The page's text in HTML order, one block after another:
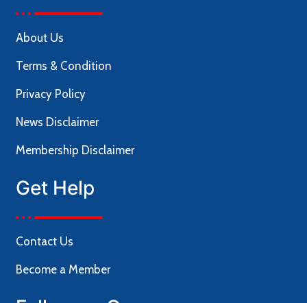
About Us
Terms & Condition
Privacy Policy
News Disclaimer
Membership Disclaimer
Get Help
Contact Us
Become a Member